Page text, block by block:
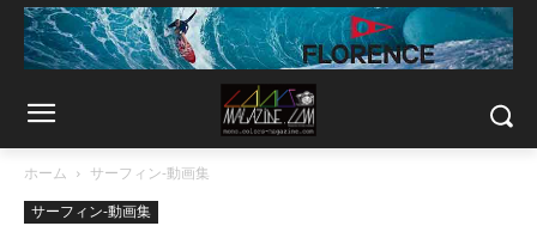
ホーム
サーフィン-動画集
サーフィン-動画集